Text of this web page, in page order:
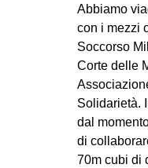
Abbiamo
con i mezzi
Soccorso
Corte delle
Solidarietà.
dal
di
70m cubi di